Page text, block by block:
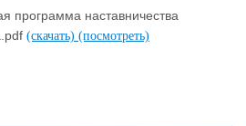
программа наставничества
(скачать) (посмотреть)